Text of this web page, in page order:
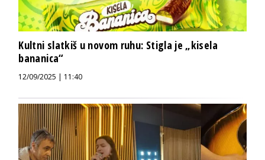
Kultni slatkiš u novom ruhu: Stigla je „kisela
bananica“
12/09/2025 | 11:40